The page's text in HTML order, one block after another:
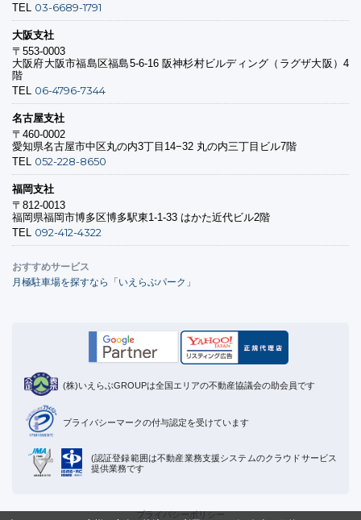
TEL 03-6689-1791
大阪支社
〒553-0003
大阪府大阪市福島区福島5-6-16 阪神杉村ビルディング（ラグザ大阪）4
階
TEL 06-4796-7344
名古屋支社
〒460-0002
愛知県名古屋市中区丸の内3丁目14−32 丸の内三丁目ビル7階
TEL 052-228-8650
福岡支社
〒812-0013
福岡県福岡市博多区博多駅東1-1-33 はかた近代ビル2階
TEL 092-412-4322
おすすめサービス
月極駐車場を探すなら「いえらぶパーク」
(株)いえらぶGROUPは全国エリアの不動産協議会の助会員です
プライバシーマークの付与認定を受けています
(認証登録範囲は不動産業務支援システムのクラウドサービス
提供業務です
プライバシーポリシー